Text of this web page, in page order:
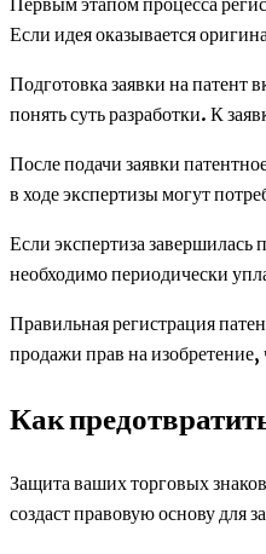
Если идея оказывается
Подготовка заявки на патент
понять суть разработки. К
После подачи заявки
в ходе экспертизы могут
Если экспертиза завершилась
необходимо периодически
Правильная регистрация
продажи прав на
Как
Защита ваших торговых
создаст правовую основу